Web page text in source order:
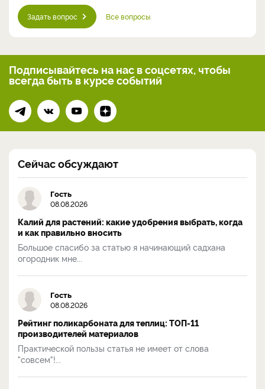
Задать вопрос Все вопросы
Подписывайтесь на нас в соцсетях, чтобы
всегдабыть в курсе событий
Сейчас обсуждают
Гость
08.08.2026
Калий для растений: какие удобрения выбрать, когда
и как правильно вносить
Большое спасибо за статью я начинающий садхана
огородник мне...
Гость
08.08.2026
Рейтинг поликарбоната для теплиц: ТОП-11
производителей материалов
Практической пользы статья не имеет от слова
"совсем"!...